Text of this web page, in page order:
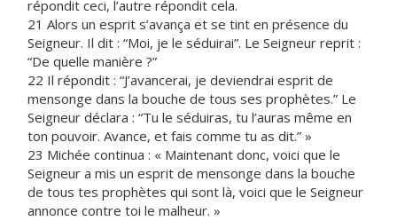
répondit ceci, l’autre répondit cela.
21 Alors un esprit s’avança et se tint en présence du
Seigneur. Il dit : “Moi, je le séduirai”. Le Seigneur reprit :
“De quelle manière ?”
22 Il répondit : “J’avancerai, je deviendrai esprit de
mensonge dans la bouche de tous ses prophètes.” Le
Seigneur déclara : “Tu le séduiras, tu l’auras même en
ton pouvoir. Avance, et fais comme tu as dit.” »
23 Michée continua : « Maintenant donc, voici que le
Seigneur a mis un esprit de mensonge dans la bouche
de tous tes prophètes qui sont là, voici que le Seigneur
annonce contre toi le malheur. »